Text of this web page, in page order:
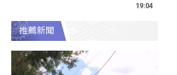
19:04
推薦新聞